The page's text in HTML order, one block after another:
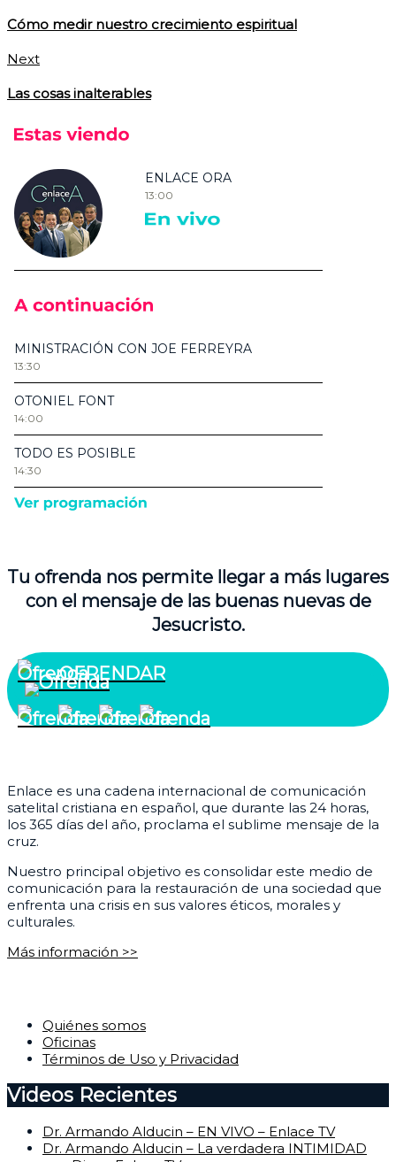
Cómo medir nuestro crecimiento espiritual
Next
Las cosas inalterables
Tu ofrenda nos permite llegar a más lugares
con el mensaje de las buenas nuevas de
Jesucristo.
OFRENDAR
Enlace es una cadena internacional de comunicación
satelital cristiana en español, que durante las 24 horas,
los 365 días del año, proclama el sublime mensaje de la
cruz.
Nuestro principal objetivo es consolidar este medio de
comunicación para la restauración de una sociedad que
enfrenta una crisis en sus valores éticos, morales y
culturales.
Más información >>
Quiénes somos
Oficinas
Términos de Uso y Privacidad
Videos Recientes
Dr. Armando Alducin – EN VIVO – Enlace TV
Dr. Armando Alducin – La verdadera INTIMIDAD